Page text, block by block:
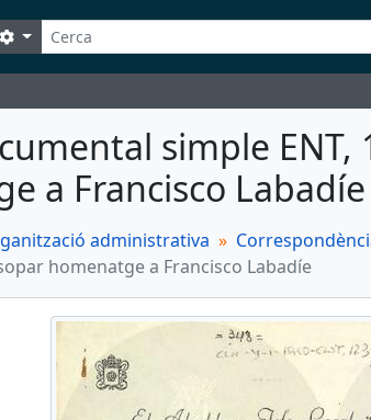
Search options
simple ENT,
a Francisco Labadíe
administrativa
homenatge a Francisco Labadíe